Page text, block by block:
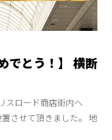
でとう！】 横断
スロード商店街内へ
させて頂きました。 地